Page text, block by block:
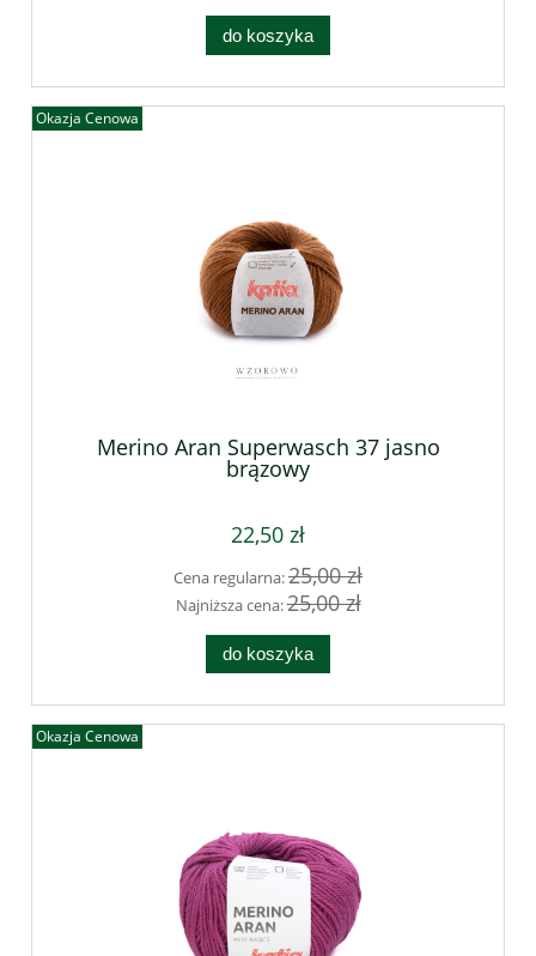
do koszyka
Merino Aran Superwasch 37 jasno
brązowy
22,50 zł
Cena regularna:25,00 zł
Najniższa cena:25,00 zł
do koszyka
Okazja Cenowa
Okazja Cenowa